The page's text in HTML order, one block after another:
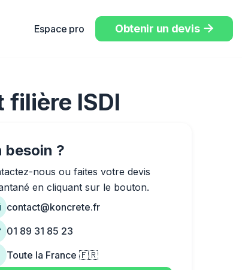
Espace pro Obtenir un devis 
filière ISDI
besoin ?
nous ou faites votre devis
en cliquant sur le bouton.
contact@koncrete.fr
01 89 31 85 23
Toute la France 🇫🇷